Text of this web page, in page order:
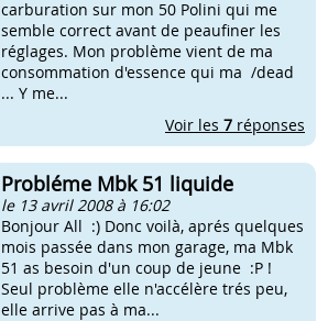
carburation sur mon 50 Polini qui me
semble correct avant de peaufiner les
réglages. Mon problème vient de ma
consommation d'essence qui ma /dead
... Y me...
Voir les 7 réponses
Probléme Mbk 51 liquide
le 13 avril 2008 à 16:02
Bonjour All :) Donc voilà, aprés quelques
mois passée dans mon garage, ma Mbk
51 as besoin d'un coup de jeune :P !
Seul problème elle n'accélère trés peu,
elle arrive pas à ma...